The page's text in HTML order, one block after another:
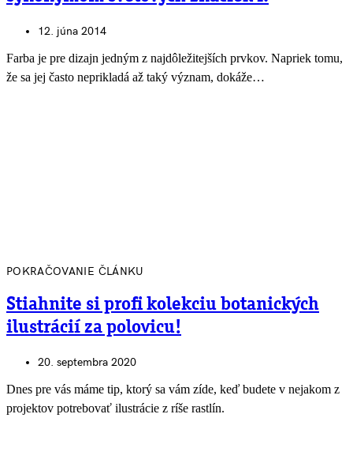
12. júna 2014
Farba je pre dizajn jedným z najdôležitejších prvkov. Napriek tomu,
že sa jej často neprikladá až taký význam, dokáže…
POKRAČOVANIE ČLÁNKU
Stiahnite si profi kolekciu botanických
ilustrácií za polovicu!
20. septembra 2020
Dnes pre vás máme tip, ktorý sa vám zíde, keď budete v nejakom z
projektov potrebovať ilustrácie z ríše rastlín.